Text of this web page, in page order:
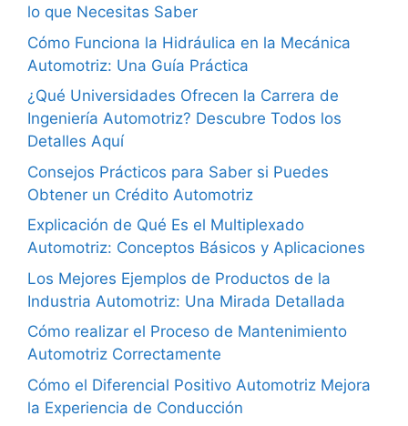
lo que Necesitas Saber
Cómo Funciona la Hidráulica en la Mecánica
Automotriz: Una Guía Práctica
¿Qué Universidades Ofrecen la Carrera de
Ingeniería Automotriz? Descubre Todos los
Detalles Aquí
Consejos Prácticos para Saber si Puedes
Obtener un Crédito Automotriz
Explicación de Qué Es el Multiplexado
Automotriz: Conceptos Básicos y Aplicaciones
Los Mejores Ejemplos de Productos de la
Industria Automotriz: Una Mirada Detallada
Cómo realizar el Proceso de Mantenimiento
Automotriz Correctamente
Cómo el Diferencial Positivo Automotriz Mejora
la Experiencia de Conducción